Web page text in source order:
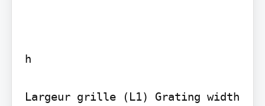
h
Largeur grille (L1) Grating width